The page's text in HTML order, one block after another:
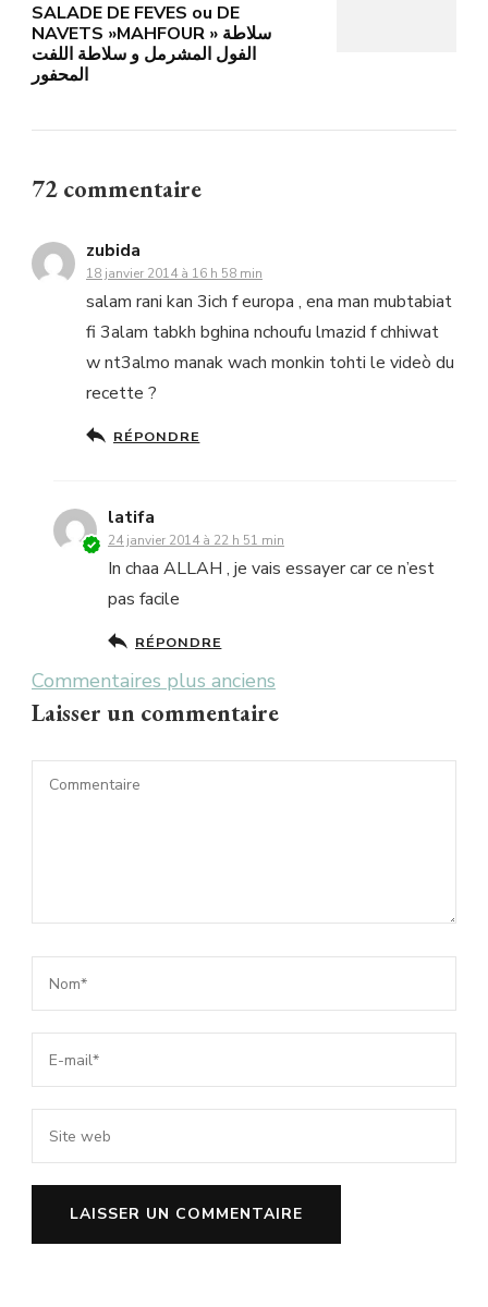
SALADE DE FEVES ou DE
NAVETS »MAHFOUR » سلاطة
الفول المشرمل و سلاطة اللفت
المحفور
72 commentaire
zubida
18 janvier 2014 à 16 h 58 min
salam rani kan 3ich f europa , ena man mubtabiat
fi 3alam tabkh bghina nchoufu lmazid f chhiwat
w nt3almo manak wach monkin tohti le videò du
recette ?
RÉPONDRE
latifa
24 janvier 2014 à 22 h 51 min
In chaa ALLAH , je vais essayer car ce n’est
pas facile
RÉPONDRE
Navigation
dans
les
commentaires
Commentaires plus anciens
Laisser un commentaire